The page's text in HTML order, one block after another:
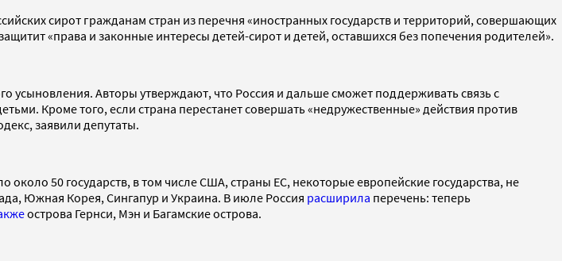
сирот гражданам стран из перечня «иностранных государств и территорий, совершающих
«права и законные интересы детей-сирот и детей, оставшихся без попечения родителей».
усыновления. Авторы утверждают, что Россия и дальше сможет поддерживать связь с
Кроме того, если страна перестанет совершать «недружественные» действия против
заявили депутаты.
около 50 государств, в том числе США, страны ЕС, некоторые европейские государства, не
Южная Корея, Сингапур и Украина. В июле Россия расширила перечень: теперь
острова Гернси, Мэн и Багамские острова.